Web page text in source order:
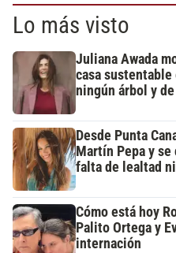
Lo más visto
Juliana Awada
casa
ningún árbol y
Desde Punta
Martín Pepa y
falta de lealtad
Cómo está hoy
Palito Ortega y
internación